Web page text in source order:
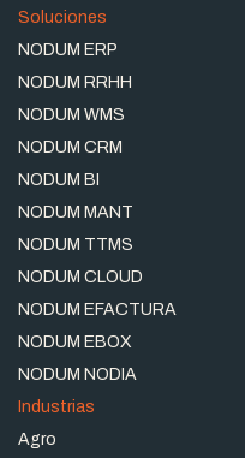
Soluciones
NODUM ERP
NODUM RRHH
NODUM WMS
NODUM CRM
NODUM BI
NODUM MANT
NODUM TTMS
NODUM CLOUD
NODUM EFACTURA
NODUM EBOX
NODUM NODIA
Industrias
Agro